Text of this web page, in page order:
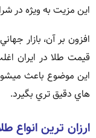
اين مزيت به ويژه در
افزون بر آن، بازار
قيمت طلا در ايران
اين موضوع باعث
هاي دقيق تري بگيرد.
ارزان ترين انواع